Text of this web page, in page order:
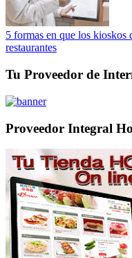
5 formas en que los kioskos
restaurantes
Tu Proveedor de
Proveedor Integral